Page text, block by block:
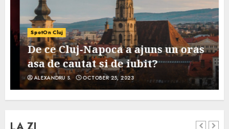
SpotOn Cluj
De ce Cluj-Napoca a ajuns un oras
asa de cautat si de iubit?
ALEXANDRU S. OCTOBER 25, 2023